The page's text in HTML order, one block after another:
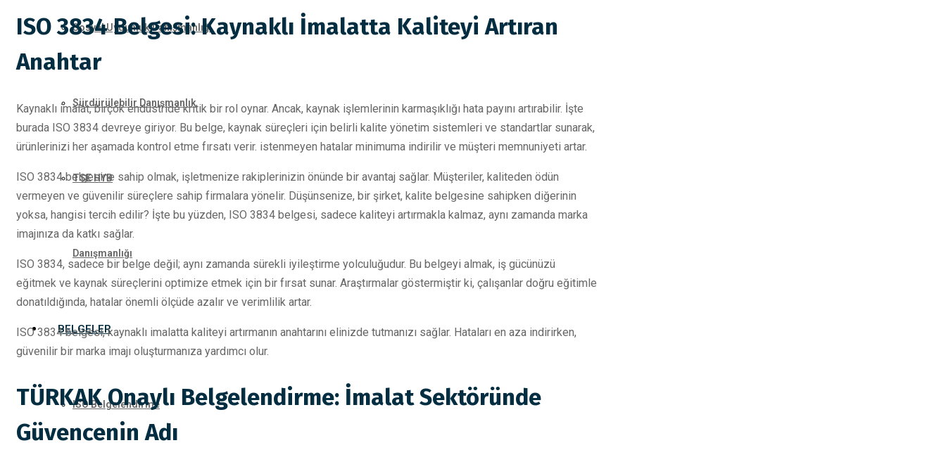
Sosyal Uygunluk Danışmanlığı
Sürdürülebilir Danışmanlık
TSE HYB
Danışmanlığı
BELGELER
ISO Belgelendirme
ISO 3834 Belgesi: Kaynaklı İmalatta Kaliteyi Artıran
Anahtar
Kaynaklı imalat, birçok endüstride kritik bir rol oynar. Ancak, kaynak işlemlerinin karmaşıklığı hata payını artırabilir. İşte
burada ISO 3834 devreye giriyor. Bu belge, kaynak süreçleri için belirli kalite yönetim sistemleri ve standartlar sunarak,
ürünlerinizi her aşamada kontrol etme fırsatı verir. istenmeyen hatalar minimuma indirilir ve müşteri memnuniyeti artar.
ISO 3834 belgesine sahip olmak, işletmenize rakiplerinizin önünde bir avantaj sağlar. Müşteriler, kaliteden ödün
vermeyen ve güvenilir süreçlere sahip firmalara yönelir. Düşünsenize, bir şirket, kalite belgesine sahipken diğerinin
yoksa, hangisi tercih edilir? İşte bu yüzden, ISO 3834 belgesi, sadece kaliteyi artırmakla kalmaz, aynı zamanda marka
imajınıza da katkı sağlar.
ISO 3834, sadece bir belge değil; aynı zamanda sürekli iyileştirme yolculuğudur. Bu belgeyi almak, iş gücünüzü
eğitmek ve kaynak süreçlerini optimize etmek için bir fırsat sunar. Araştırmalar göstermiştir ki, çalışanlar doğru eğitimle
donatıldığında, hatalar önemli ölçüde azalır ve verimlilik artar.
ISO 3834 belgesi, kaynaklı imalatta kaliteyi artırmanın anahtarını elinizde tutmanızı sağlar. Hataları en aza indirirken,
güvenilir bir marka imajı oluşturmanıza yardımcı olur.
TÜRKAK Onaylı Belgelendirme: İmalat Sektöründe
Güvencenin Adı